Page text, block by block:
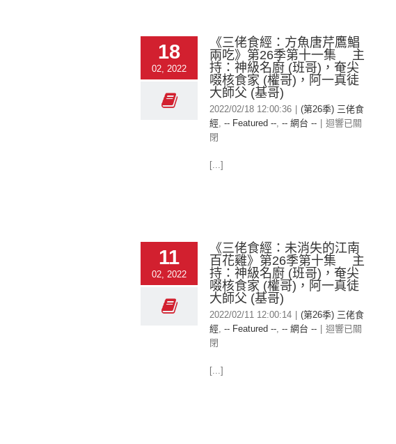
18
02, 2022
《三佬食經：方魚唐芹鷹鯧
兩吃》第26季第十一集 主
持：神級名廚 (班哥)，奄尖
啜核食家 (權哥)，阿一真徒
大師父 (基哥)
2022/02/18 12:00:36
(第26季) 三佬食
經, -- Featured --, -- 網台 --
迴響已關
閉
[...]
11
02, 2022
《三佬食經：未消失的江南
百花雞》第26季第十集 主
持：神級名廚 (班哥)，奄尖
啜核食家 (權哥)，阿一真徒
大師父 (基哥)
2022/02/11 12:00:14
(第26季) 三佬食
經, -- Featured --, -- 網台 --
迴響已關
閉
[...]